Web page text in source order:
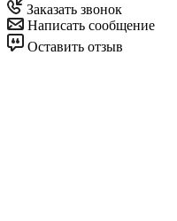
Заказать звонок
Написать сообщение
Оставить отзыв